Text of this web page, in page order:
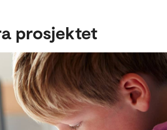
prosjektet